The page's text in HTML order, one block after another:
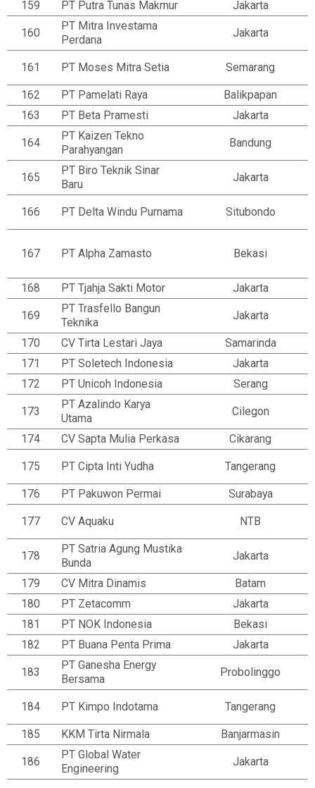
159 PT Putra Tunas Makmur Jakarta
160
PT Mitra Investama
Perdana
Jakarta
161 PT Moses Mitra Setia Semarang
162 PT Pamelati Raya
Balikpapan
163
PT Beta Pramesti Jakarta
164
PT Kaizen Tekno
Parahyangan
Bandung
165
PT Biro Teknik Sinar
Baru
Jakarta
166 PT Delta Windu Purnama Situbondo
167 PT Alpha Zamasto Bekasi
168 PT Tjahja Sakti Motor Jakarta
169
PT Trasfello Bangun
Teknika
Jakarta
170 CV Tirta Lestari Jaya
Samarinda
171
PT Soletech Indonesia
Jakarta
172
PT Unicoh Indonesia Serang
173
PT Azalindo Karya
Utama
Cilegon
174 CV Sapta Mulia Perkasa Cikarang
175 PT Cipta Inti Yudha Tangerang
176 PT Pakuwon Permai Surabaya
177 CV Aquaku NTB
178
PT Satria Agung Mustika
Bunda
Jakarta
179 CV Mitra Dinamis
Batam
180
PT Zetacomm
Jakarta
181
PT NOK Indonesia
Bekasi
182
PT Buana Penta Prima Jakarta
183
PT Ganesha Energy
Bersama
Probolinggo
184 PT Kimpo Indotama Tangerang
185 KKM Tirta Nirmala Banjarmasin
186
PT Global Water
Engineering
Jakarta